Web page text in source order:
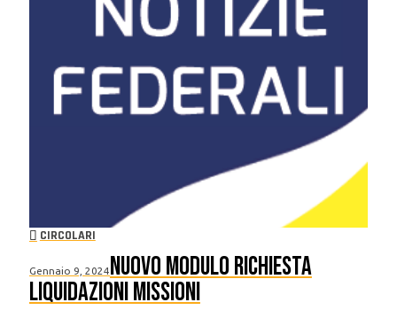
CIRCOLARI
Gennaio 9, 2024Nuovo Modulo Richiesta
Liquidazioni Missioni